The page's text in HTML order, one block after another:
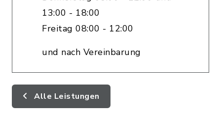
13:00 - 18:00
Freitag 08:00 - 12:00
und nach Vereinbarung
Alle Leistungen